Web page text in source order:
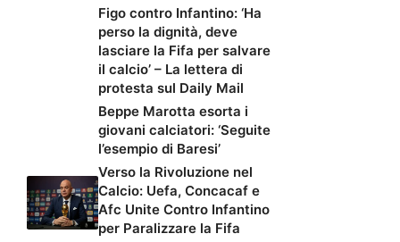
Figo contro Infantino: ‘Ha
perso la dignità, deve
lasciare la Fifa per salvare
il calcio’ – La lettera di
protesta sul Daily Mail
Beppe Marotta esorta i
giovani calciatori: ‘Seguite
l’esempio di Baresi’
Verso la Rivoluzione nel
Calcio: Uefa, Concacaf e
Afc Unite Contro Infantino
per Paralizzare la Fifa